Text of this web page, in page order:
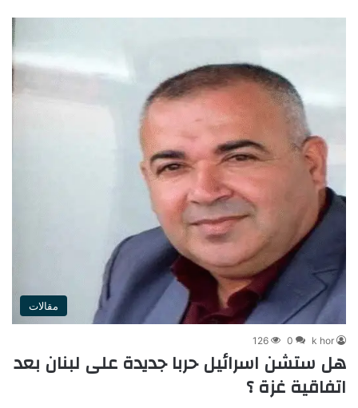
مقالات
k hor
0
126
هل ستشن اسرائيل حربا جديدة على لبنان بعد
اتفاقية غزة ؟